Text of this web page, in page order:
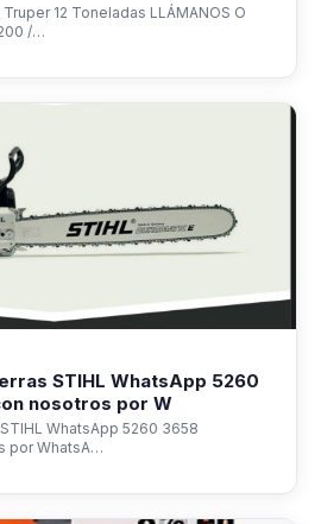
12 Toneladas LLÁMANOS O
/…
STIHL WhatsApp 5260
nosotros por W
WhatsApp 5260 3658
por WhatsA…